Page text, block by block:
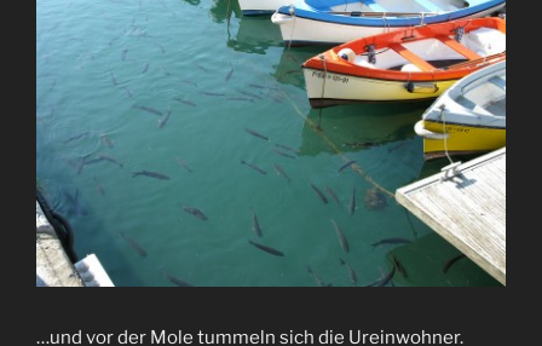
…und vor der Mole tummeln sich die Ureinwohner.